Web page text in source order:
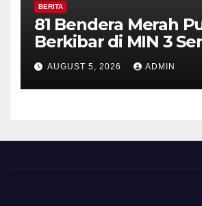
BERITA
81 Bendera Merah
Berkibar di MIN 3
Bhabinkamtibmas
Timpik Hadiri
HUT ke-81
AUGUST 5, 2026 ADMIN